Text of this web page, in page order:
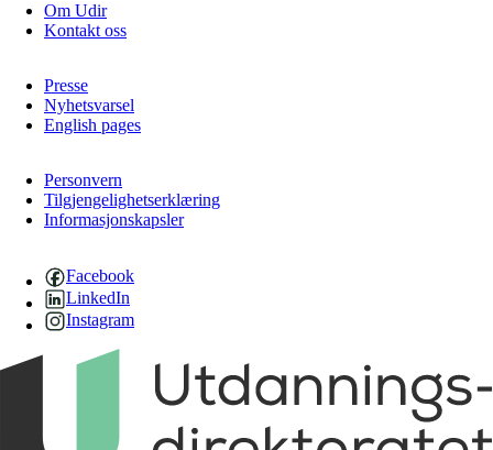
Om Udir
Kontakt oss
Presse
Nyhetsvarsel
English pages
Personvern
Tilgjengelighetserklæring
Informasjonskapsler
Facebook
LinkedIn
Instagram